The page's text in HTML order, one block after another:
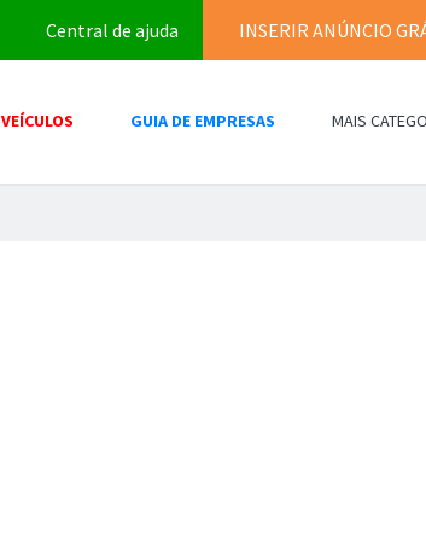
Central de ajuda INSERIR ANÚNCIO
VEÍCULOS GUIA DE EMPRESAS MAIS